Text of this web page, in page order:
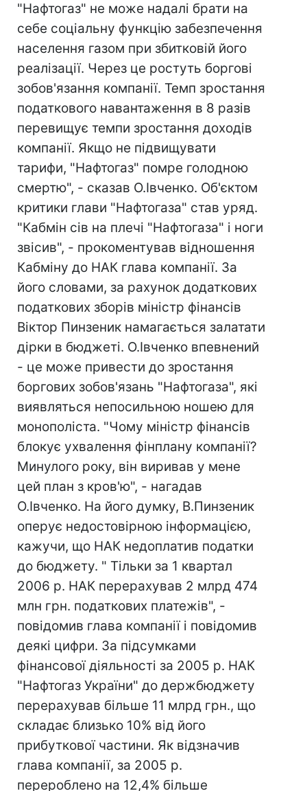
"Нафтогаз" не може надалі брати на
себе соціальну функцію забезпечення
населення газом при збитковій його
реалізації. Через це ростуть боргові
зобов'язання компанії. Темп зростання
податкового навантаження в 8 разів
перевищує темпи зростання доходів
компанії. Якщо не підвищувати
тарифи, "Нафтогаз" помре голодною
смертю", - сказав О.Івченко. Об'єктом
критики глави "Нафтогаза" став уряд.
"Кабмін сів на плечі "Нафтогаза" і ноги
звісив", - прокоментував відношення
Кабміну до НАК глава компанії. За
його словами, за рахунок додаткових
податкових зборів міністр фінансів
Віктор Пинзеник намагається залатати
дірки в бюджеті. О.Івченко впевнений
- це може привести до зростання
боргових зобов'язань "Нафтогаза", які
виявляться непосильною ношею для
монополіста. "Чому міністр фінансів
блокує ухвалення фінплану компанії?
Минулого року, він виривав у мене
цей план з кров'ю", - нагадав
О.Івченко. На його думку, В.Пинзеник
оперує недостовірною інформацією,
кажучи, що НАК недоплатив податки
до бюджету. " Тільки за 1 квартал
2006 р. НАК перерахував 2 млрд 474
млн грн. податкових платежів", -
повідомив глава компанії і повідомив
деякі цифри. За підсумками
фінансової діяльності за 2005 р. НАК
"Нафтогаз України" до держбюджету
перерахував більше 11 млрд грн., що
складає близько 10% від його
прибуткової частини. Як відзначив
глава компанії, за 2005 р.
перероблено на 12,4% більше